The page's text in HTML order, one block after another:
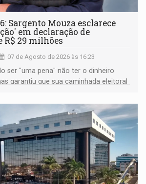
Sargento Mouza esclarece
em declaração de
29 milhões
07 de Agosto de 2026 às 16:23
ser "uma pena" não ter o dinheiro
garantiu que sua caminhada eleitoral